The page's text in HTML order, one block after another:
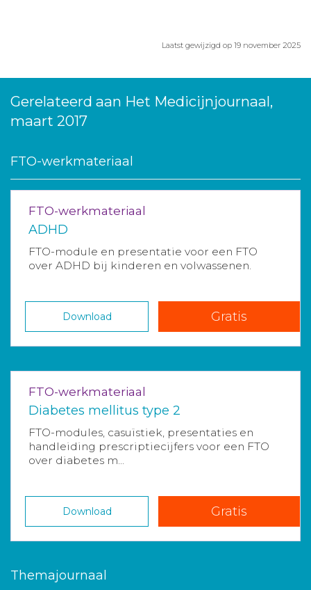
Laatst gewijzigd op 19 november 2025
Gerelateerd aan Het Medicijnjournaal,
maart 2017
FTO-werkmateriaal
FTO-werkmateriaal
ADHD
FTO-module en presentatie voor een FTO
over ADHD bij kinderen en volwassenen.
Download Gratis
FTO-werkmateriaal
Diabetes mellitus type 2
FTO-modules, casuïstiek, presentaties en
handleiding prescriptiecijfers voor een FTO
over diabetes m...
Download Gratis
Themajournaal